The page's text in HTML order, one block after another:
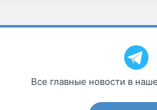
Все главные новости в